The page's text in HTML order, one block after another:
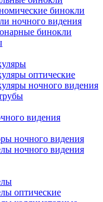
бинокли
ночного видения
бинокли
оптические
ночного видения
видения
ночного видения
ночного видения
оптические